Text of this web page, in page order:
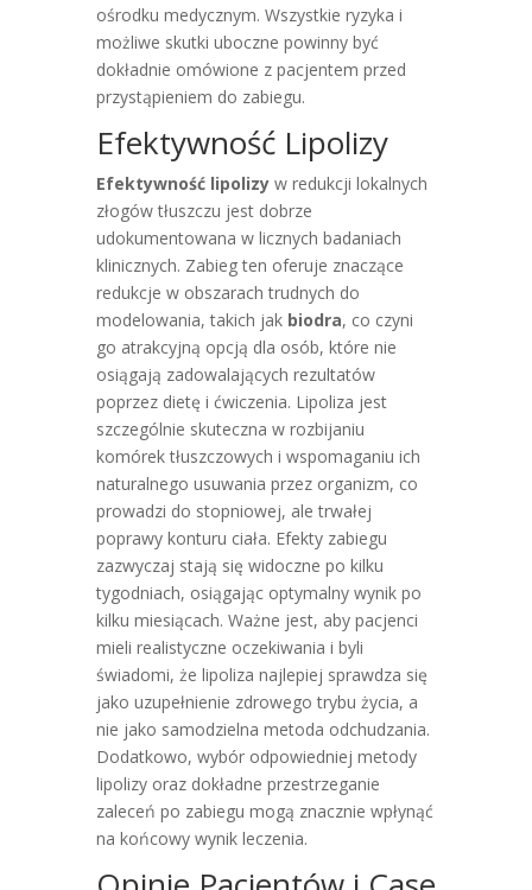
ośrodku medycznym. Wszystkie ryzyka i
możliwe skutki uboczne powinny być
dokładnie omówione z pacjentem przed
przystąpieniem do zabiegu.
Efektywność Lipolizy
Efektywność lipolizyw redukcji lokalnych
złogów tłuszczu jest dobrze
udokumentowana w licznych badaniach
klinicznych. Zabieg ten oferuje znaczące
redukcje w obszarach trudnych do
modelowania, takich jak biodra, co czyni
go atrakcyjną opcją dla osób, które nie
osiągają zadowalających rezultatów
poprzez dietę i ćwiczenia. Lipoliza jest
szczególnie skuteczna w rozbijaniu
komórek tłuszczowych i wspomaganiu ich
naturalnego usuwania przez organizm, co
prowadzi do stopniowej, ale trwałej
poprawy konturu ciała. Efekty zabiegu
zazwyczaj stają się widoczne po kilku
tygodniach, osiągając optymalny wynik po
kilku miesiącach. Ważne jest, aby pacjenci
mieli realistyczne oczekiwania i byli
świadomi, że lipoliza najlepiej sprawdza się
jako uzupełnienie zdrowego trybu życia, a
nie jako samodzielna metoda odchudzania.
Dodatkowo, wybór odpowiedniej metody
lipolizy oraz dokładne przestrzeganie
zaleceń po zabiegu mogą znacznie wpłynąć
na końcowy wynik leczenia.